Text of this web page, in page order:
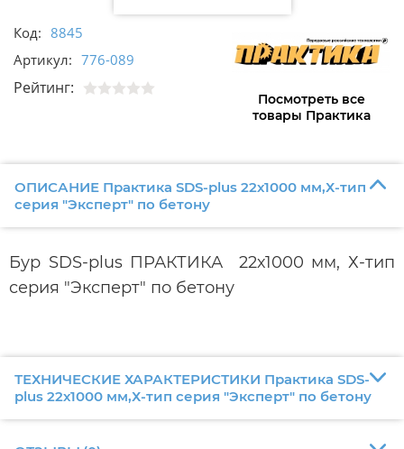
Код: 8845
Артикул: 776-089
Рейтинг:
Посмотреть все
товары Практика
ОПИСАНИЕ Практика SDS-plus 22х1000 мм,Х-тип
серия "Эксперт" по бетону
Бур SDS-plus ПРАКТИКА 22х1000 мм, Х-тип
серия "Эксперт" по бетону
ТЕХНИЧЕСКИЕ ХАРАКТЕРИСТИКИ Практика SDS-
plus 22х1000 мм,Х-тип серия "Эксперт" по бетону